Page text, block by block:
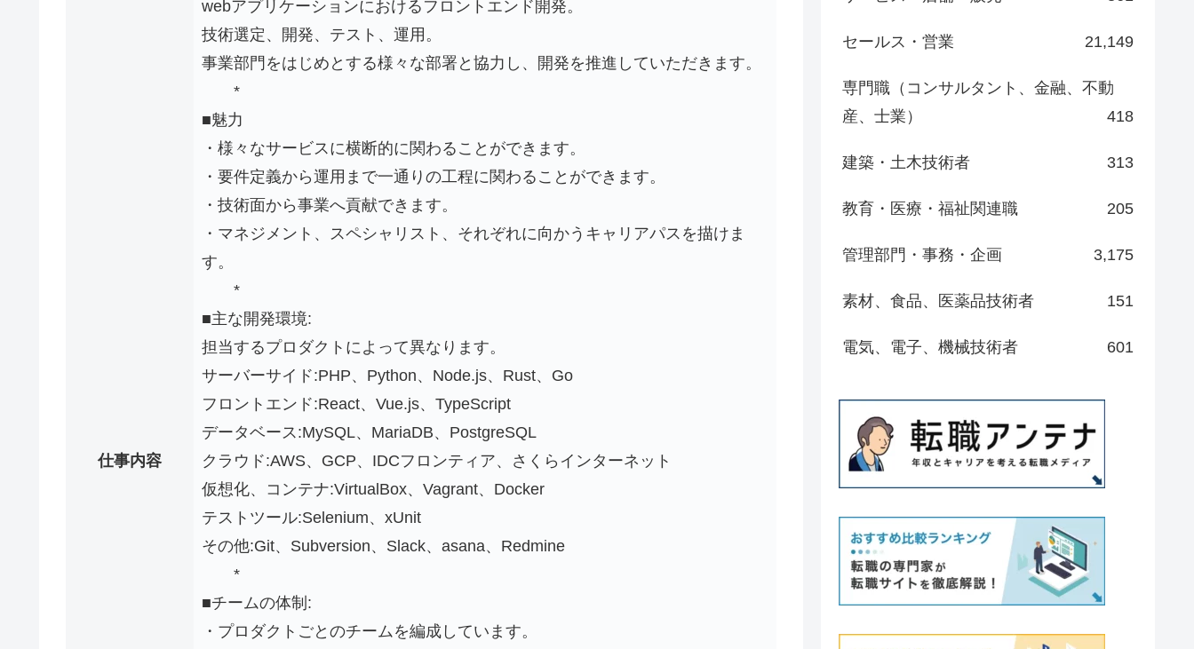
仕事内容
webアプリケーションにおけるフロントエンド開発。
技術選定、開発、テスト、運用。
事業部門をはじめとする様々な部署と協力し、開発を推進していただきます。
*
■魅力
・様々なサービスに横断的に関わることができます。
・要件定義から運用まで一通りの工程に関わることができます。
・技術面から事業へ貢献できます。
・マネジメント、スペシャリスト、それぞれに向かうキャリアパスを描けま
す。
*
■主な開発環境:
担当するプロダクトによって異なります。
サーバーサイド:PHP、Python、Node.js、Rust、Go
フロントエンド:React、Vue.js、TypeScript
データベース:MySQL、MariaDB、PostgreSQL
クラウド:AWS、GCP、IDCフロンティア、さくらインターネット
仮想化、コンテナ:VirtualBox、Vagrant、Docker
テストツール:Selenium、xUnit
その他:Git、Subversion、Slack、asana、Redmine
*
■チームの体制:
・プロダクトごとのチームを編成しています。
セールス・営業 21,149
専門職（コンサルタント、金融、不動
産、士業）
418
建築・土木技術者 313
教育・医療・福祉関連職 205
管理部門・事務・企画 3,175
素材、食品、医薬品技術者 151
電気、電子、機械技術者 601